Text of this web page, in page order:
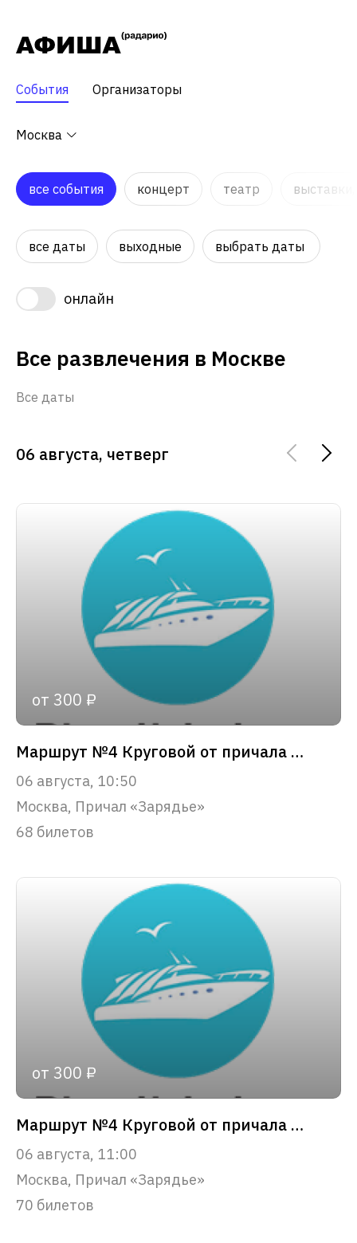
События Организаторы
Москва
все события концерт театр
все даты выходные выбрать даты
онлайн
Все развлечения в Москве
Все даты
06 августа, четверг
от 300 ₽
Маршрут №4 Круговой от причала «Зарядье»
06 августа, 10:50
Москва, Причал «Зарядье»
68 билетов
от 300 ₽
Маршрут №4 Круговой от причала «Зарядье»
06 августа, 11:00
Москва, Причал «Зарядье»
70 билетов